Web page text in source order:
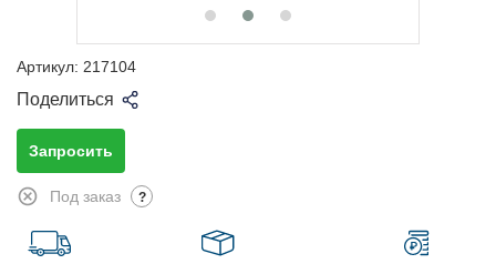
Артикул: 217104
Поделиться
Запросить
Под заказ ?